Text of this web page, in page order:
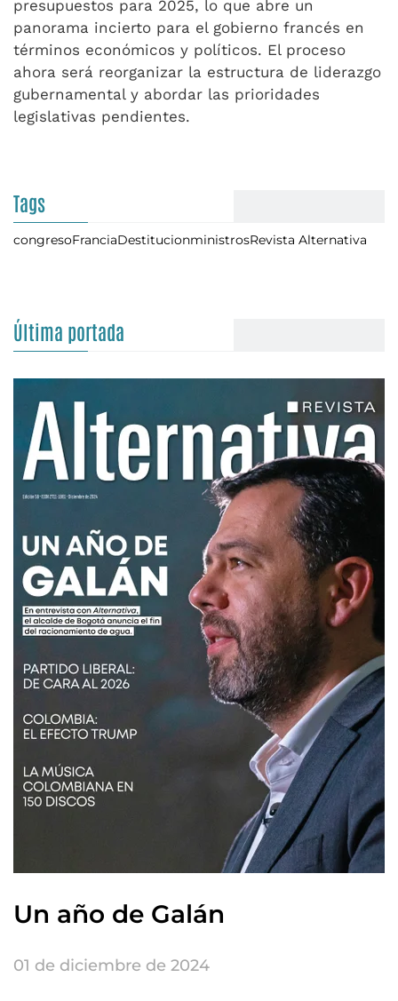
presupuestos para 2025, lo que abre un
panorama incierto para el gobierno francés en
términos económicos y políticos. El proceso
ahora será reorganizar la estructura de liderazgo
gubernamental y abordar las prioridades
legislativas pendientes.
Tags
congresoFranciaDestitucionministrosRevista Alternativa
Última portada
Un año de Galán
01 de diciembre de 2024